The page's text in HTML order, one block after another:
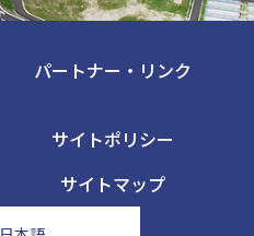
パートナー・リンク
サイトポリシー
サイトマップ